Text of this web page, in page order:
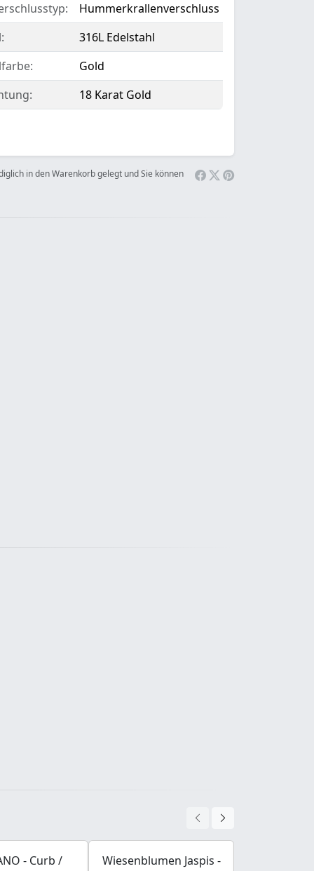
Hummerkrallenverschluss
316L Edelstahl
Gold
18 Karat Gold
in den Warenkorb gelegt und Sie können
- Curb /
Wiesenblumen Jaspis -